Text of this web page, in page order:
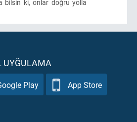
bilsin ki, onlar doğru yolla
UYĞULAMA
Play App Store